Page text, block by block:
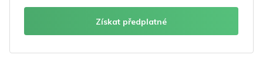
Získat předplatné